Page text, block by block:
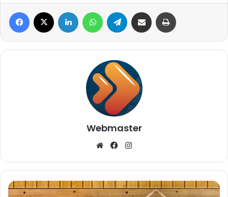
Facebook Linkedin WhatsAppTelegram Compartilhar via e-mail
Webmaster
WebsiteFacebook